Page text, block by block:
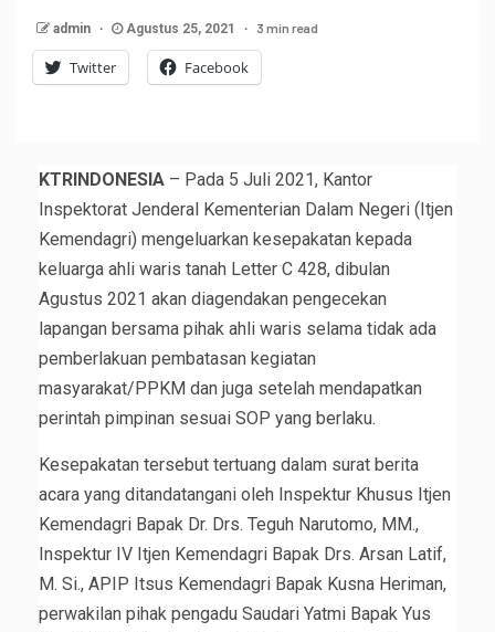
admin Agustus 25, 2021 3 min read
Twitter Facebook
KTRINDONESIA – Pada 5 Juli 2021, Kantor
Inspektorat Jenderal Kementerian Dalam Negeri (Itjen
Kemendagri) mengeluarkan kesepakatan kepada
keluarga ahli waris tanah Letter C 428, dibulan
Agustus 2021 akan diagendakan pengecekan
lapangan bersama pihak ahli waris selama tidak ada
pemberlakuan pembatasan kegiatan
masyarakat/PPKM dan juga setelah mendapatkan
perintah pimpinan sesuai SOP yang berlaku.
Kesepakatan tersebut tertuang dalam surat berita
acara yang ditandatangani oleh Inspektur Khusus Itjen
Kemendagri Bapak Dr. Drs. Teguh Narutomo, MM.,
Inspektur IV Itjen Kemendagri Bapak Drs. Arsan Latif,
M. Si., APIP Itsus Kemendagri Bapak Kusna Heriman,
perwakilan pihak pengadu Saudari Yatmi Bapak Yus